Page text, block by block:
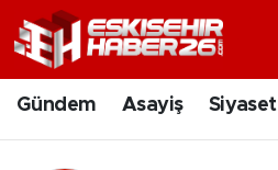
Gündem Asayiş Siyaset
Gündem
Asayiş
Nöbetçi Eczaneler
Hava Durumu